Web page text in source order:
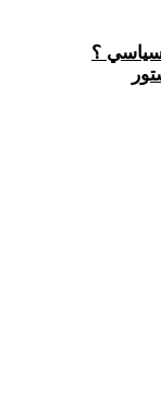
سياسي ؟
من دستور